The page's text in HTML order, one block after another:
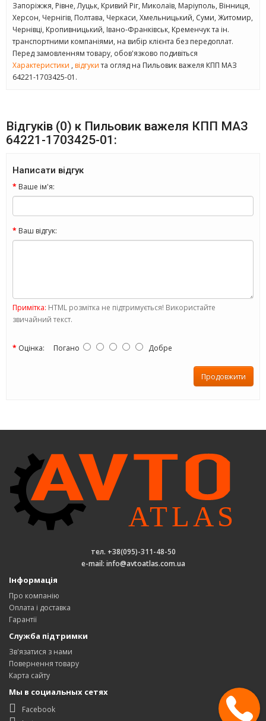
Запоріжжя, Рівне, Луцьк, Кривий Ріг, Миколаїв, Маріуполь, Вінниця,
Херсон, Чернігів, Полтава, Черкаси, Хмельницький, Суми, Житомир,
Чернівці, Кропивницький, Івано-Франківськ, Кременчук та ін.
транспортними компаніями, на вибір клієнта без передоплат.
Перед замовленням товару, обов'язково подивіться
Характеристики , відгукита огляд на Пильовик важеля КПП МАЗ
64221-1703425-01.
Відгуків (0) к Пильовик важеля КПП МАЗ
64221-1703425-01:
Написати відгук
Ваше ім'я:
Ваш відгук:
Примітка: HTML розмітка не підтримується! Використайте
звичайний текст.
Оцінка: Погано Добре
Продовжити
тел. +38(095)-311-48-50
e-mail: info@avtoatlas.com.ua
Інформація
Про компанію
Оплата і доставка
Гарантії
Служба підтримки
Зв'язатися з нами
Повернення товару
Карта сайту
Мы в социальных сетях
Facebook